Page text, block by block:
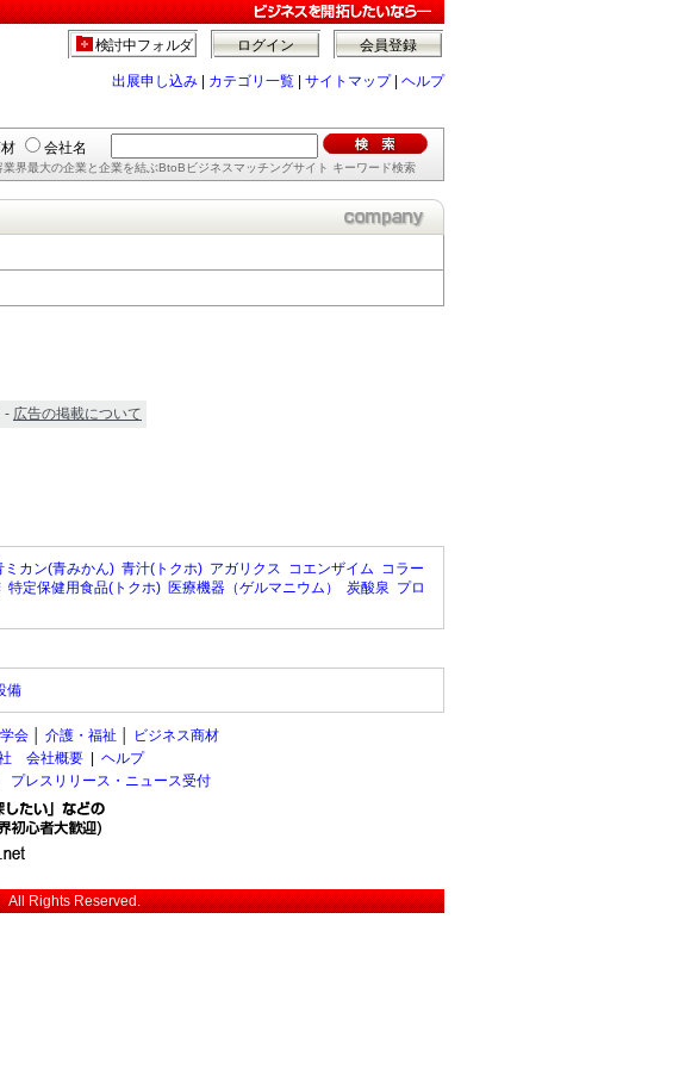
会員登録
ログイン
検討中フォルダ
出展申し込み カテゴリ一覧 サイトマップ| ヘルプ
会社名
業界最大の企業と企業を結ぶBtoBビジネスマッチングサイト キーワード検索
- 広告の掲載について
ミカン(青みかん) 青汁(トクホ) アガリクス コエンザイム コラー
特定保健用食品(トクホ) 医療機器（ゲルマニウム） 炭酸泉 プロ
備
会 介護・福祉
ビジネス商材
会社概要
ヘルプ
プレスリリース・ニュース受付
Rights Reserved.